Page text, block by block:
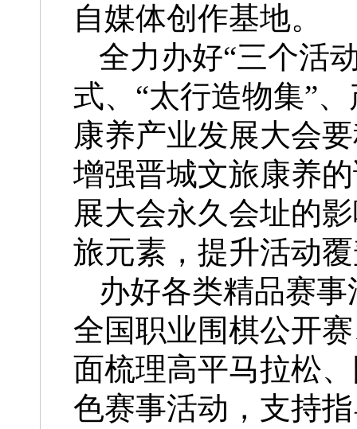
自媒体创作基地。
全力办好“三个活
式、“太行造物集”
康养产业发展大会
增强晋城文旅康养
展大会永久会址的
旅元素，提升活动
办好各类精品赛
全国职业围棋公开
面梳理高平马拉松
色赛事活动，支持